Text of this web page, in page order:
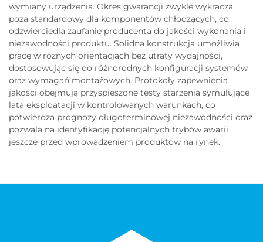
wymiany urządzenia. Okres gwarancji zwykle wykracza
poza standardowy dla komponentów chłodzących, co
odzwierciedla zaufanie producenta do jakości wykonania i
niezawodności produktu. Solidna konstrukcja umożliwia
pracę w różnych orientacjach bez utraty wydajności,
dostosowując się do różnorodnych konfiguracji systemów
oraz wymagań montażowych. Protokoły zapewnienia
jakości obejmują przyspieszone testy starzenia symulujące
lata eksploatacji w kontrolowanych warunkach, co
potwierdza prognozy długoterminowej niezawodności oraz
pozwala na identyfikację potencjalnych trybów awarii
jeszcze przed wprowadzeniem produktów na rynek.